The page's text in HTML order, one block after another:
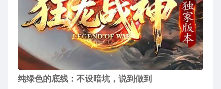
纯绿色的底线：不设暗坑，说到做到